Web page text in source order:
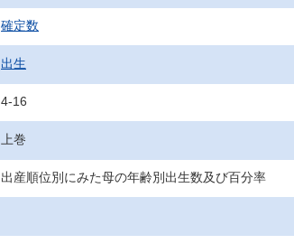
確定数
出生
4-16
上巻
出産順位別にみた母の年齢別出生数及び百分率